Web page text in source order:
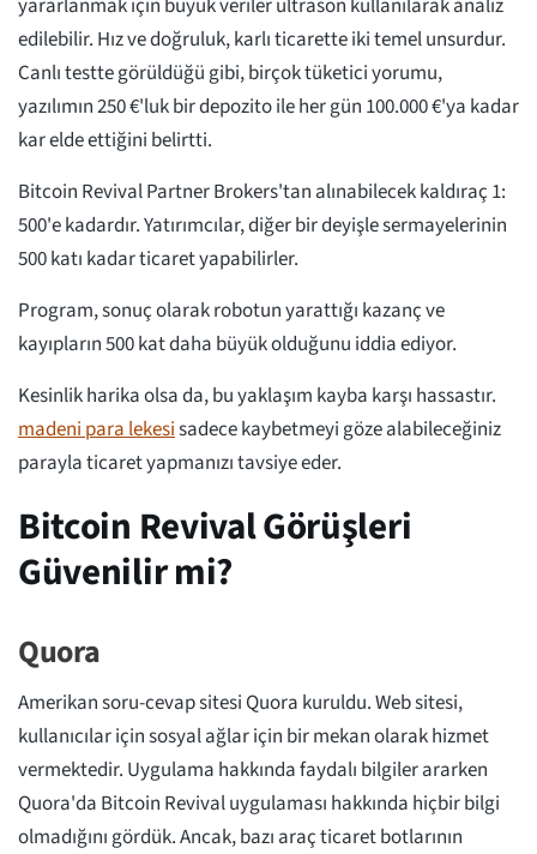
edilebilir. Hız ve doğruluk, karlı ticarette iki temel unsurdur.
Canlı testte görüldüğü gibi, birçok tüketici yorumu,
yazılımın 250 €'luk bir depozito ile her gün 100.000 €'ya kadar
kar elde ettiğini belirtti.
Bitcoin Revival Partner Brokers'tan alınabilecek kaldıraç 1:
500'e kadardır. Yatırımcılar, diğer bir deyişle sermayelerinin
500 katı kadar ticaret yapabilirler.
Program, sonuç olarak robotun yarattığı kazanç ve
kayıpların 500 kat daha büyük olduğunu iddia ediyor.
Kesinlik harika olsa da, bu yaklaşım kayba karşı hassastır.
madeni para lekesisadece kaybetmeyi göze alabileceğiniz
parayla ticaret yapmanızı tavsiye eder.
Bitcoin Revival Görüşleri
Güvenilir mi?
Quora
Amerikan soru-cevap sitesi Quora kuruldu. Web sitesi,
kullanıcılar için sosyal ağlar için bir mekan olarak hizmet
vermektedir. Uygulama hakkında faydalı bilgiler ararken
Quora'da Bitcoin Revival uygulaması hakkında hiçbir bilgi
olmadığını gördük. Ancak, bazı araç ticaret botlarının